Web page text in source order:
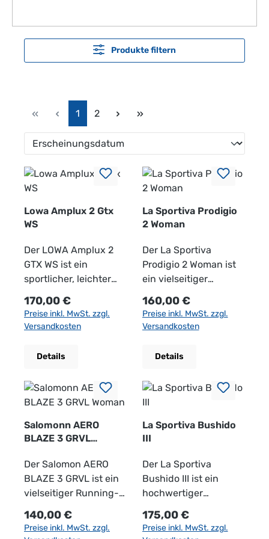
Produkte filtern
Seite
1 Seite
2
Lowa Amplux 2 Gtx
WS
Der LOWA Amplux 2
GTX WS ist ein
sportlicher, leichter
Damen-Trailrunning-
Schuh für Läufe auf
alpinen Trails und
anspruchsvollerem
Gelände. Er kombiniert
dynamischen
Laufkomfort,
zuverlässigen
sicheren Grip – ideal
für Läuferinnen, die
auch bei Regen,
nassen Wegen oder
wechselhaften
Regulärer Preis:
170,00 €
Preise inkl. MwSt. zzgl.
Versandkosten
Details
La Sportiva Prodigio
2 Woman
Der La Sportiva
Prodigio 2 Woman ist
ein vielseitiger
Schuh für Training,
lange Läufe, schnelle
anspruchsvolle
Er wurde für
Läuferinnen
entwickelt, die einen
komfortablen,
reaktionsfreudigen
für unterschiedliche
Trailbedingungen
suchen. Die
weiterentwickelte
Konstruktion macht
Regulärer Preis:
160,00 €
Preise inkl. MwSt. zzgl.
Versandkosten
Details
Salomonn AERO
BLAZE 3 GRVL
Der Salomon AERO
BLAZE 3 GRVL ist ein
vielseitiger Running-
entwickelt für Läufer,
die flexibel zwischen
Regulärer Preis:
140,00 €
Preise inkl. MwSt. zzgl.
La Sportiva Bushido
III
Der La Sportiva
Bushido III ist ein
hochwertiger
für Damen, entwickelt
für Läuferinnen, die
Regulärer Preis:
175,00 €
Preise inkl. MwSt. zzgl.